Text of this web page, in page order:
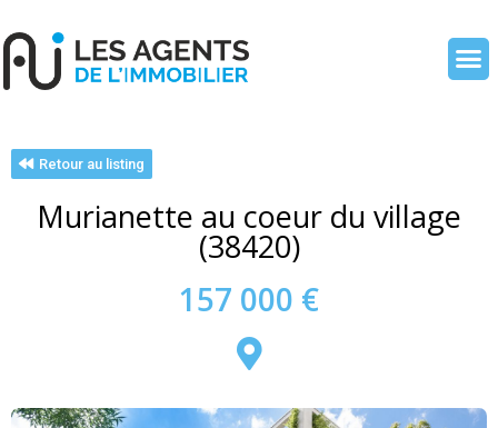
Retour au listing
Murianette au coeur du village
(38420)
157 000 €